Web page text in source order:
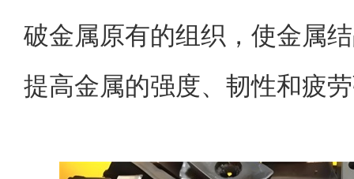
破金属原有的组织，使金属
提高金属的强度、韧性和疲